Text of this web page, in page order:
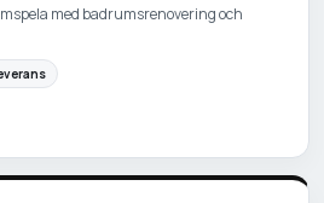
med badrumsrenovering och